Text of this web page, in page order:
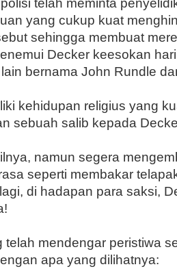
telah meminta
yang cukup kuat
sehingga membuat
Decker keesokan
bernama John Rundle
kehidupan religius yang
sebuah salib kepada
namun segera
seperti membakar
di hadapan para saksi,
telah mendengar peristiwa
apa yang dilihatnya: